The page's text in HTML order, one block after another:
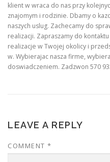
klient w wraca do nas przy
znajomym i rodzinie. Dbamy o
naszych uslug. Zachecamy do
realizacji. Zapraszamy do
realizacje w Twojej okolicy i
w. Wybierajac nasza firme,
doswiadczeniem. Zadzwon 570
LEAVE A REPLY
COMMENT *